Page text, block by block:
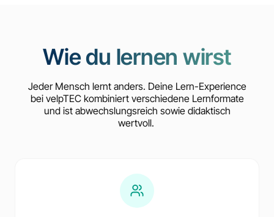
Wie du lernen wirst
Jeder Mensch lernt anders. Deine Lern-Experience
bei velpTEC kombiniert verschiedene Lernformate
und ist abwechslungsreich sowie didaktisch
wertvoll.